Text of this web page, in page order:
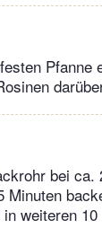
Pfanne
bei ca.
Minuten
weiteren